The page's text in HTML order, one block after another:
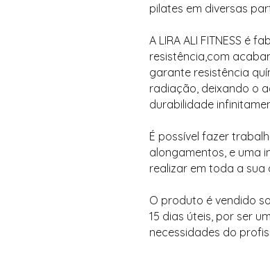
pilates em diversas
A LIRA ALI FITNESS é
resistência,com
garante resistência
radiação, deixando o
durabilidade
É possível fazer
alongamentos, e uma
realizar em toda a sua
O produto é vendido
15 dias úteis, por ser
necessidades do